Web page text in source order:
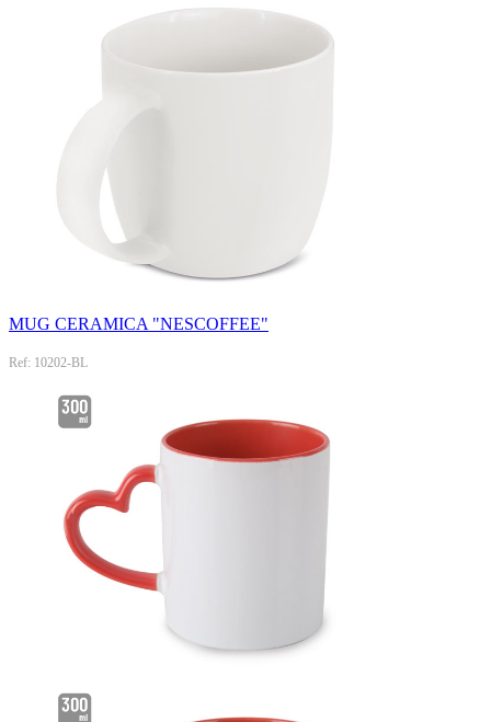
MUG CERAMICA "NESCOFFEE"
Ref: 10202-BL